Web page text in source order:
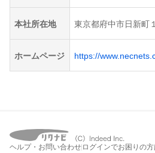
本社所在地 東京都府中市日新町
ホームページ https://
ヘルプ・お問い合わせ ログインでお困りの